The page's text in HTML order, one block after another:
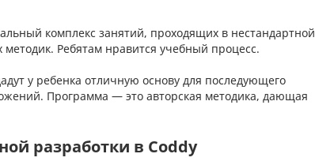
комплекс занятий, проходящих в нестандартной
Ребятам нравится учебный процесс.
у ребенка отличную основу для последующего
Программа — это авторская методика, дающая
разработки в Coddy